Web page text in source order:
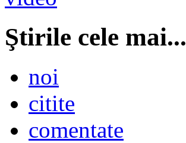
Ştirile cele mai...
noi
citite
comentate